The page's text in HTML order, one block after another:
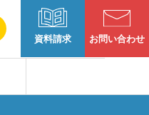
資料請求 お問い合わせ